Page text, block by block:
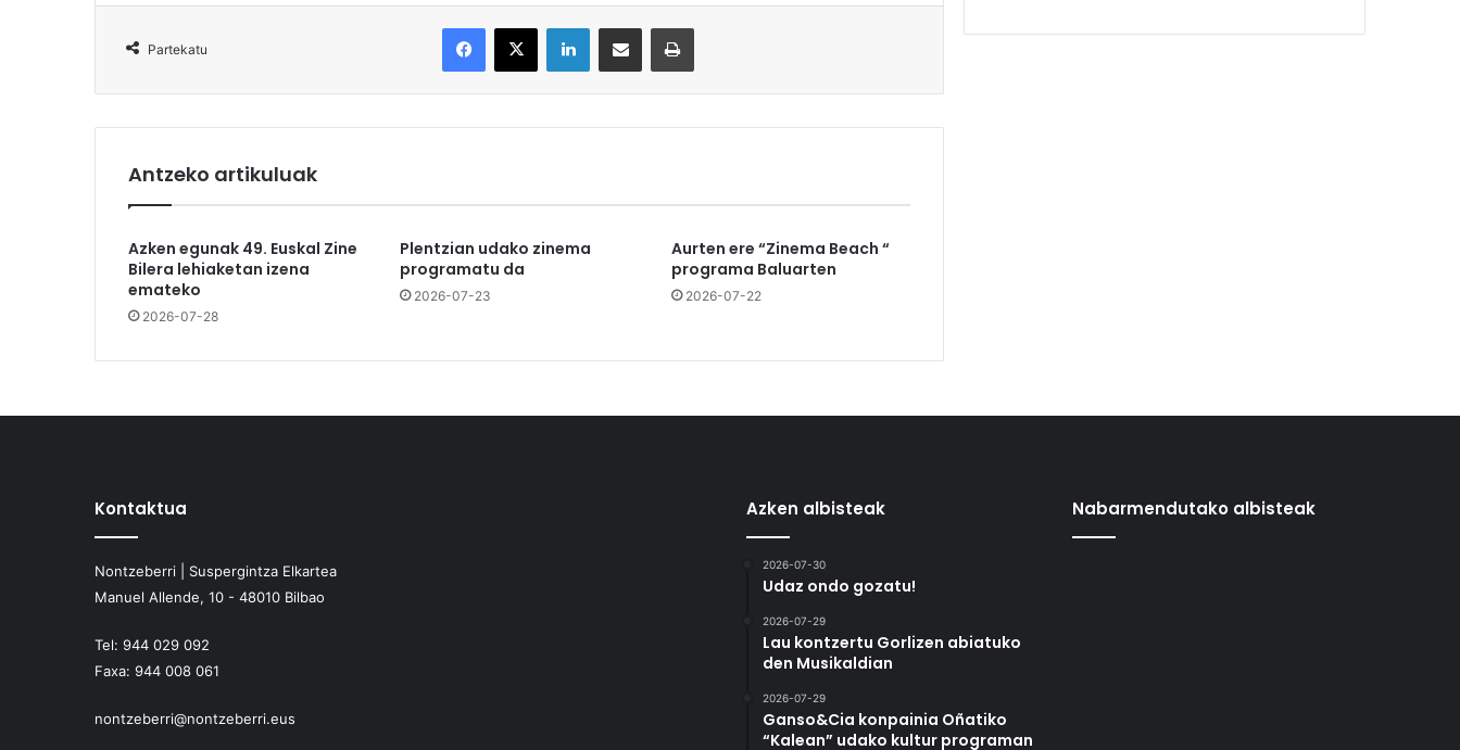
Partekatu
Antzeko artikuluak
Azken egunak 49. Euskal Zine
Bilera lehiaketan izena
emateko
2026-07-28
Plentzian udako zinema
programatu da
2026-07-23
Aurten ere “Zinema Beach “
programa Baluarten
2026-07-22
Kontaktua
Nontzeberri | Suspergintza Elkartea
Manuel Allende, 10 - 48010 Bilbao
Tel: 944 029 092
Faxa: 944 008 061
nontzeberri@nontzeberri.eus
Azken albisteak
2026-07-30
Udaz ondo gozatu!
2026-07-29
Lau kontzertu Gorlizen abiatuko
den Musikaldian
2026-07-29
Ganso&Cia konpainia Oñatiko
“Kalean” udako kultur programan
Nabarmendutako albisteak